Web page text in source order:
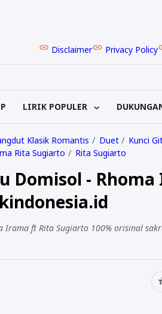
Disclaimer Privacy Policy
LIRIK POPULER
Klasik Romantis Duet
Kunci
Rita Sugiarto Rita Sugiarto
Domisol - Rhoma
ft Rita Sugiarto 100% orisinal